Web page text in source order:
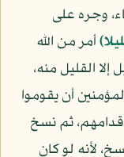
وجره على
أمر من الله
إلا القليل منه،
أن يقوموا
ثم نسخ
لأنه لو كان